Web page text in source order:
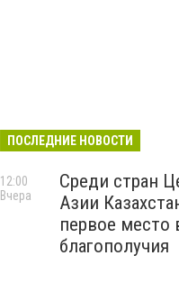
ПОСЛЕДНИЕ НОВОСТИ
Среди стран
Азии
первое место
благополучия
12:00
Вчера